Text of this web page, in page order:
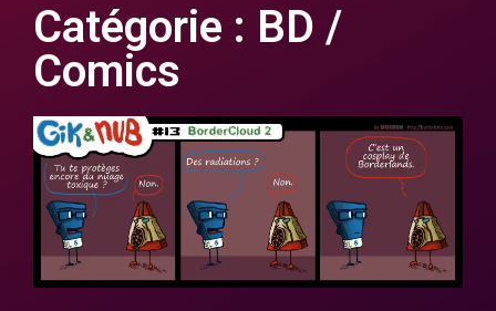
Catégorie : BD /
Comics